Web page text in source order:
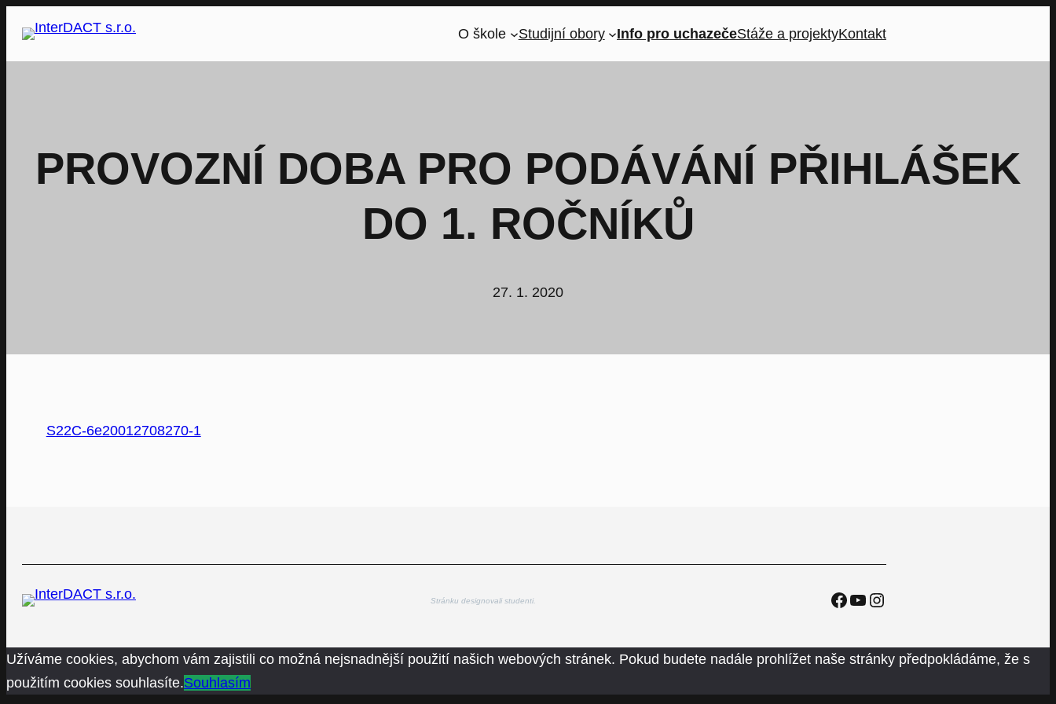
obsah
O škole Studijní obory Info pro uchazečeStáže a projektyKontakt
PROVOZNÍ DOBA PRO PODÁVÁNÍ PŘIHLÁŠEK
DO 1. ROČNÍKŮ
27. 1. 2020
S22C-6e20012708270-1
Stránku designovali studenti. Facebook
YouTube
Instagram
Užíváme cookies, abychom vám zajistili co možná nejsnadnější použití našich webových stránek. Pokud budete nadále prohlížet naše stránky předpokládáme, že s
použitím cookies souhlasíte.Souhlasím